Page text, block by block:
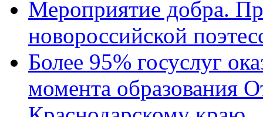
Мероприятие добра.
новороссийской
Более 95% госуслуг
момента образования